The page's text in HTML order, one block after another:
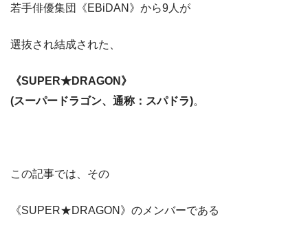
若手俳優集団《EBiDAN》から9人が
選抜され結成された、
《SUPER★DRAGON》
(スーパードラゴン、通称：スパドラ)。
この記事では、その
《SUPER★DRAGON》のメンバーである